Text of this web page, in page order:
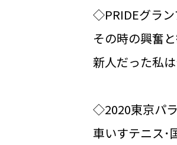
◇PRIDEグラ
その時の興奮
新人だった私
◇2020東京パ
車いすテニス･